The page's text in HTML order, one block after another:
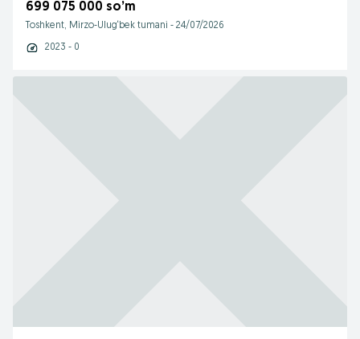
699 075 000 so’m
Toshkent, Mirzo-Ulug‘bek tumani - 24/07/2026
2023 - 0